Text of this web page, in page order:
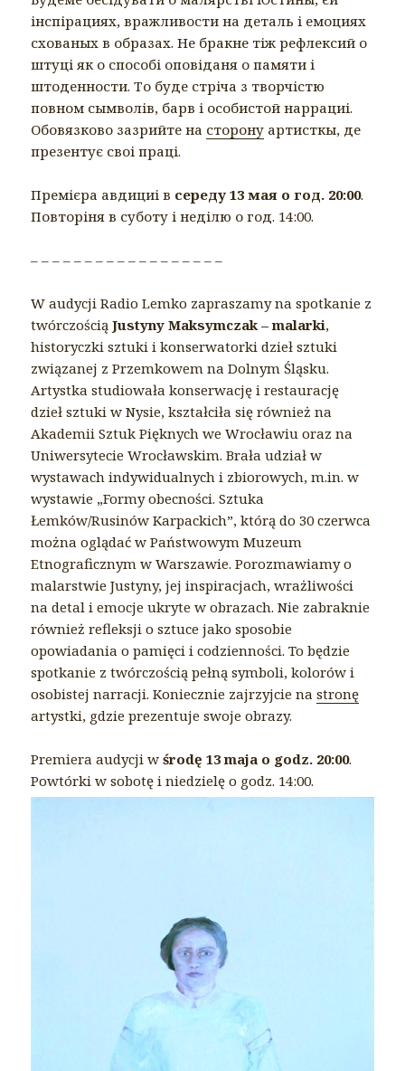
інспірациях, вражливости на деталь і емоциях
схованых в образах. Не бракне тіж рефлексий о
штуці як о способі оповіданя о памяти і
штоденности. То буде стріча з творчістю
повном сымволів, барв і особистой наррациі.
Обовязково зазрийте на сторону артисткы, де
презентує своі праці.
Премієра авдициі в середу 13 мая о год. 20:00.
Повторіня в суботу і неділю о год. 14:00.
– – – – – – – – – – – – – – – – – –
W audycji Radio Lemko zapraszamy na spotkanie z
twórczościąJustyny Maksymczak – malarki,
historyczki sztuki i konserwatorki dzieł sztuki
związanej z Przemkowem na Dolnym Śląsku.
Artystka studiowała konserwację i restaurację
dzieł sztuki w Nysie, kształciła się również na
Akademii Sztuk Pięknych we Wrocławiu oraz na
Uniwersytecie Wrocławskim. Brała udział w
wystawach indywidualnych i zbiorowych, m.in. w
wystawie „Formy obecności. Sztuka
Łemków/Rusinów Karpackich”, którą do 30 czerwca
można oglądać w Państwowym Muzeum
Etnograficznym w Warszawie. Porozmawiamy o
malarstwie Justyny, jej inspiracjach, wrażliwości
na detal i emocje ukryte w obrazach. Nie zabraknie
również refleksji o sztuce jako sposobie
opowiadania o pamięci i codzienności. To będzie
spotkanie z twórczością pełną symboli, kolorów i
osobistej narracji. Koniecznie zajrzyjcie nastronę
artystki, gdzie prezentuje swoje obrazy.
Premiera audycji wśrodę 13 maja o godz. 20:00.
Powtórki w sobotę i niedzielę o godz. 14:00.